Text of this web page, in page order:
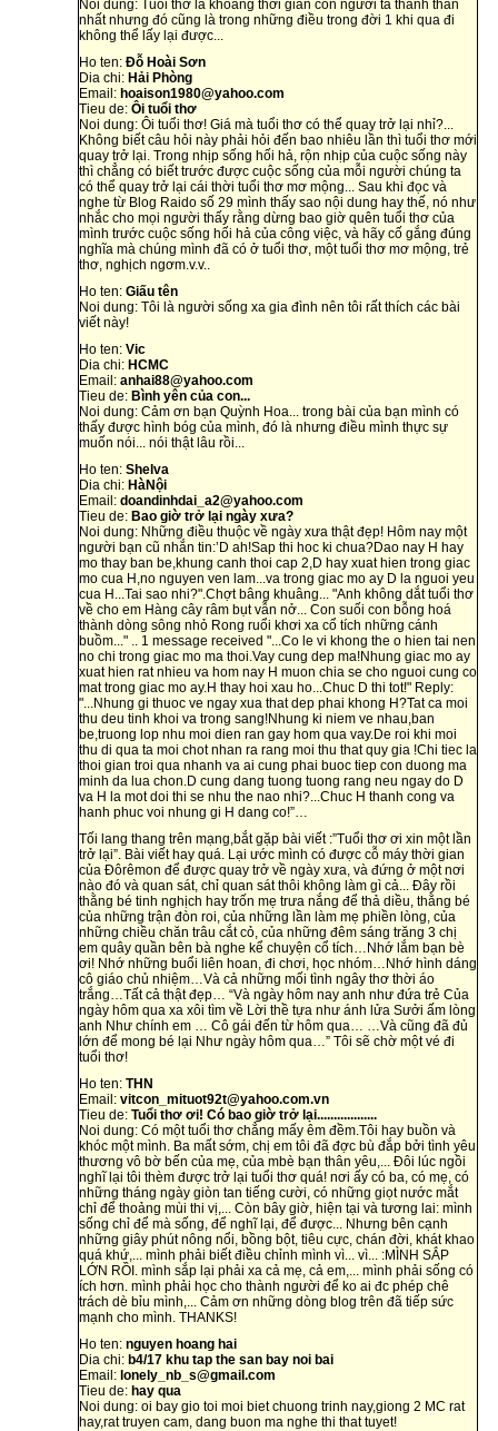
Noi dung: Tuổi thơ là khoảng thời gian con người ta thanh thản
nhất nhưng đó cũng là trong những điều trong đời 1 khi qua đi
không thể lấy lại được...
Ho ten: Đỗ Hoài Sơn
Dia chi: Hải Phòng
Email: hoaison1980@yahoo.com
Tieu de: Ôi tuổi thơ
Noi dung: Ôi tuổi thơ! Giá mà tuổi thơ có thể quay trở lại nhỉ?...
Không biết câu hỏi này phải hỏi đến bao nhiêu lần thì tuổi thơ mới
quay trở lại. Trong nhịp sống hối hả, rộn nhịp của cuộc sống này
thì chẳng có biết trước được cuộc sống của mỗi người chúng ta
có thể quay trở lại cái thời tuổi thơ mơ mộng... Sau khi đọc và
nghe từ Blog Raido số 29 mình thấy sao nội dung hay thế, nó như
nhắc cho mọi người thấy rằng dừng bao giờ quên tuổi thơ của
mình trước cuộc sống hối hả của công việc, và hãy cố gắng đúng
nghĩa mà chúng mình đã có ở tuổi thơ, một tuổi thơ mơ mộng, trẻ
thơ, nghịch ngơm.v.v..
Ho ten: Giấu tên
Noi dung: Tôi là người sống xa gia đình nên tôi rất thích các bài
viết này!
Ho ten: Vic
Dia chi: HCMC
Email: anhai88@yahoo.com
Tieu de: Bình yên của con...
Noi dung: Cảm ơn bạn Quỳnh Hoa... trong bài của bạn mình có
thấy được hình bóg của mình, đó là nhưng điều mình thực sự
muốn nói... nói thật lâu rồi...
Ho ten: Shelva
Dia chi: HàNội
Email: doandinhdai_a2@yahoo.com
Tieu de: Bao giờ trở lại ngày xưa?
Noi dung: Những điều thuộc về ngày xưa thật đẹp! Hôm nay một
người bạn cũ nhắn tin:’D ah!Sap thi hoc ki chua?Dao nay H hay
mo thay ban be,khung canh thoi cap 2,D hay xuat hien trong giac
mo cua H,no nguyen ven lam...va trong giac mo ay D la nguoi yeu
cua H...Tai sao nhi?".Chợt bâng khuâng... "Anh không dắt tuổi thơ
về cho em Hàng cây râm bụt vẫn nở... Con suối con bỗng hoá
thành dòng sông nhỏ Rong ruổi khơi xa cổ tích những cánh
buồm..." .. 1 message received "...Co le vi khong the o hien tai nen
no chi trong giac mo ma thoi.Vay cung dep ma!Nhung giac mo ay
xuat hien rat nhieu va hom nay H muon chia se cho nguoi cung co
mat trong giac mo ay.H thay hoi xau ho...Chuc D thi tot!" Reply:
"...Nhung gi thuoc ve ngay xua that dep phai khong H?Tat ca moi
thu deu tinh khoi va trong sang!Nhung ki niem ve nhau,ban
be,truong lop nhu moi dien ran gay hom qua vay.De roi khi moi
thu di qua ta moi chot nhan ra rang moi thu that quy gia !Chi tiec la
thoi gian troi qua nhanh va ai cung phai buoc tiep con duong ma
minh da lua chon.D cung dang tuong tuong rang neu ngay do D
va H la mot doi thi se nhu the nao nhi?...Chuc H thanh cong va
hanh phuc voi nhung gi H dang co!”…
Tối lang thang trên mạng,bắt gặp bài viết :”Tuổi thơ ơi xin một lần
trở lại”. Bài viết hay quá. Lại ước mình có được cỗ máy thời gian
của Đôrêmon để được quay trở về ngày xưa, và đứng ở một nơi
nào đó và quan sát, chỉ quan sát thôi không làm gì cả... Đây rồi
thằng bé tinh nghịch hay trốn mẹ trưa nắng để thả diều, thằng bé
của những trận đòn roi, của những lần làm mẹ phiền lòng, của
những chiều chăn trâu cắt cỏ, của những đêm sáng trăng 3 chị
em quây quần bên bà nghe kể chuyện cổ tích…Nhớ lắm bạn bè
ơi! Nhớ những buổi liên hoan, đi chơi, học nhóm…Nhớ hình dáng
cô giáo chủ nhiệm…Và cả những mối tình ngây thơ thời áo
trắng…Tất cả thật đẹp… “Và ngày hôm nay anh như đứa trẻ Của
ngày hôm qua xa xôi tìm về Lời thề tựa như ánh lửa Sưởi ấm lòng
anh Như chính em … Cô gái đến từ hôm qua… …Và cũng đã đủ
lớn để mong bé lại Như ngày hôm qua…” Tôi sẽ chờ một vé đi
tuổi thơ!
Ho ten: THN
Email: vitcon_mituot92t@yahoo.com.vn
Tieu de: Tuổi thơ ơi! Có bao giờ trở lại..................
Noi dung: Có một tuổi thơ chẳng mấy êm đềm.Tôi hay buồn và
khóc một mình. Ba mất sớm, chị em tôi đã đợc bù đắp bởi tình yêu
thương vô bờ bến của mẹ, của mbè bạn thân yêu,... Đôi lúc ngồi
nghĩ lại tôi thèm được trở lại tuổi thơ quá! nơi ấy có ba, có mẹ, có
những tháng ngày giòn tan tiếng cười, có những giọt nước mắt
chỉ để thoảng mùi thi vị,... Còn bây giờ, hiện tại và tương lai: mình
sống chỉ để mà sống, để nghĩ lại, để được... Nhưng bên cạnh
những giây phút nông nổi, bồng bột, tiêu cực, chán đời, khát khao
quá khứ,... mình phải biết điều chỉnh mình vì... vì... :MÌNH SẮP
LỚN RỒI. mình sắp lại phải xa cả mẹ, cả em,... mình phải sống có
ích hơn. mình phải học cho thành người để ko ai đc phép chê
trách dè bỉu mình,... Cảm ơn những dòng blog trên đã tiếp sức
mạnh cho mình. THANKS!
Ho ten: nguyen hoang hai
Dia chi: b4/17 khu tap the san bay noi bai
Email: lonely_nb_s@gmail.com
Tieu de: hay qua
Noi dung: oi bay gio toi moi biet chuong trinh nay,giong 2 MC rat
hay,rat truyen cam, dang buon ma nghe thi that tuyet!